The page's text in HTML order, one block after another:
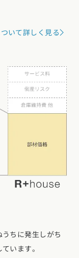
いて詳しく見る
ちに発生しがち
います。